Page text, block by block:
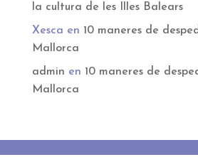
la cultura de les Illes Balears
Xesca en 10 maneres de
Mallorca
admin en 10 maneres de
Mallorca